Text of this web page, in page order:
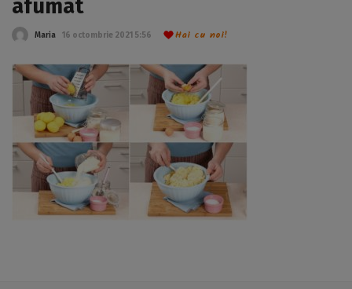
afumat
Maria 16 octombrie 2021 5:56 Hai cu noi!